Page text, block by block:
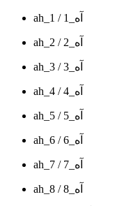
ah_1 / آه_1
ah_2 / آه_2
ah_3 / آه_3
ah_4 / آه_4
ah_5 / آه_5
ah_6 / آه_6
ah_7 / آه_7
ah_8 / آه_8